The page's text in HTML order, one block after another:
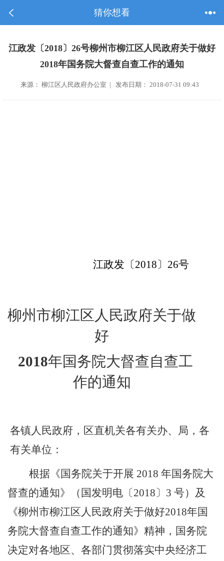
猜你想看
江政发〔2018〕26号柳州市柳江区人民政府关于做好
2018年国务院大督查自查工作的通知
来源： 柳江区人民政府办公室 | 发布日期： 2018-07-31 09:43
江政发〔2018〕 26号
柳州市柳江区人民政府关于做
好
2018年国务院大督查自查工
作的通知
各镇人民政府，区直机关各有关办、局，各
有关单位：
根据《国务院关于开展 2018 年国务院大
督查的通知》（国发明电〔2018〕 3 号）及
《柳州市柳江区人民政府关于做好2018年国
务院大督查自查工作的通知》精神，国务院
决定对各地区、各部门贯彻落实中央经济工